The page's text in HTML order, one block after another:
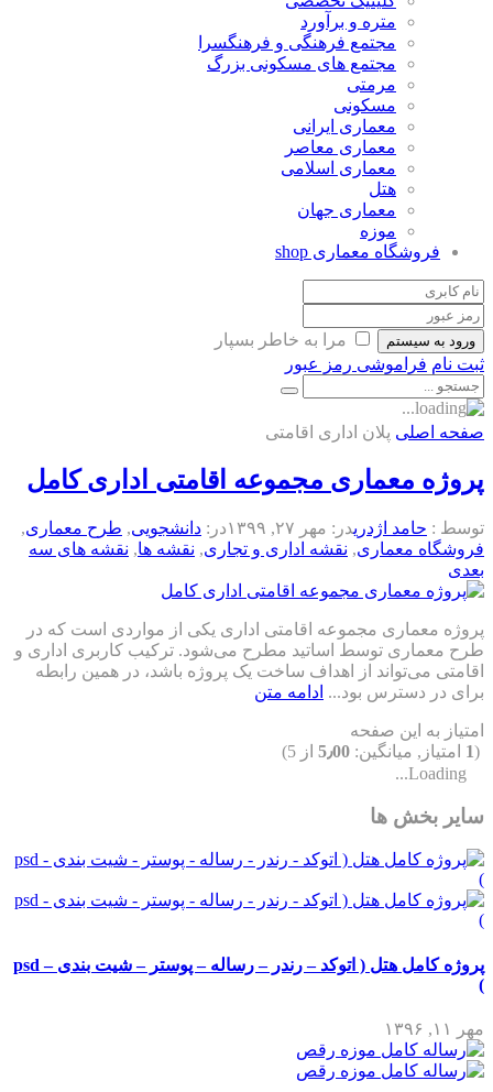
متره و برآورد
مجتمع فرهنگی و فرهنگسرا
مجتمع های مسکونی بزرگ
مرمتی
مسکونی
معماری ایرانی
معماری معاصر
معماری اسلامی
هتل
معماری جهان
موزه
فروشگاه معماری shop
ورود به سیستم
مرا به خاطر بسپار
ثبت نام فراموشی رمز عبور
صفحه اصلی پلان اداری اقامتی
پروژه معماری مجموعه اقامتی اداری کامل
توسط : حامد اژدریدر: مهر ۲۷, ۱۳۹۹ در: دانشجویی, طرح معماری,
فروشگاه معماری, نقشه اداری و تجاری, نقشه ها, نقشه های سه
بعدی
پروژه معماری مجموعه اقامتی اداری یکی از مواردی است که در
طرح معماری توسط اساتید مطرح می‌شود. ترکیب کاربری اداری و
اقامتی می‌تواند از اهداف ساخت یک پروژه باشد، در همین رابطه
برای در دسترس بود... ادامه متن
امتیاز به این صفحه
(
1 امتیاز, میانگین: 5٫00 از 5)
Loading...
سایر بخش ها
پروژه کامل هتل ( اتوکد – رندر – رساله – پوستر – شیت بندی – psd
)
مهر ۱۱, ۱۳۹۶